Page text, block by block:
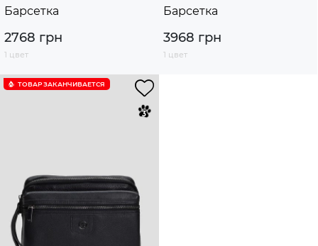
Барсетка
2768 грн
1 цвет
Барсетка
3968 грн
1 цвет
ТОВАР ЗАКАНЧИВАЕТСЯ